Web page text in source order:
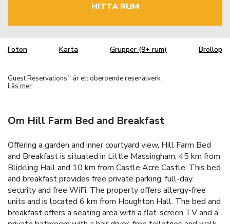
HITTA RUM
Foton Karta Grupper (9+ rum) Bröllop
Guest Reservations TM
är ett oberoende resenätverk.
Läs mer
Om Hill Farm Bed and Breakfast
Offering a garden and inner courtyard view, Hill Farm Bed
and Breakfast is situated in Little Massingham, 45 km from
Blickling Hall and 10 km from Castle Acre Castle. This bed
and breakfast provides free private parking, full-day
security and free WiFi. The property offers allergy-free
units and is located 6 km from Houghton Hall. The bed and
breakfast offers a seating area with a flat-screen TV and a